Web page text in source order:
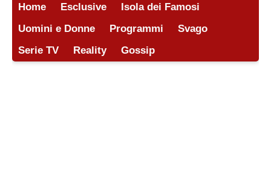
Home Esclusive
Isola dei Famosi
Uomini e Donne
Programmi
Svago
Serie TV
Reality Gossip